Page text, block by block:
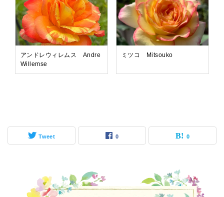
アンドレウィレムス Andre
Willemse
ミツコ Mitsouko
Tweet 0 0